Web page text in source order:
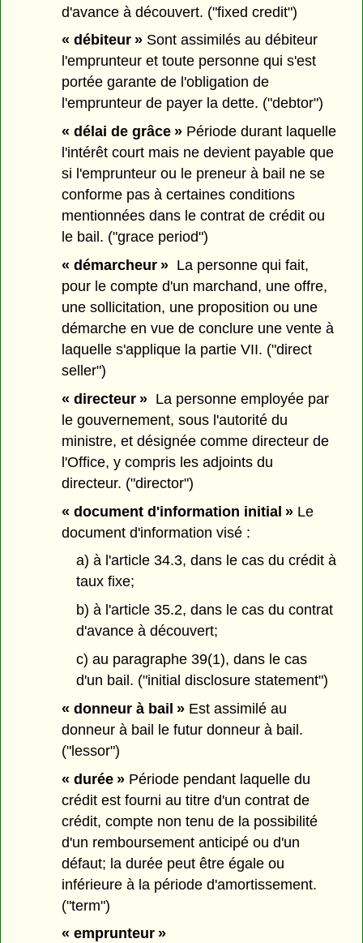
d'avance à découvert. ("fixed credit")
« débiteur » Sont assimilés au débiteur
l'emprunteur et toute personne qui s'est
portée garante de l'obligation de
l'emprunteur de payer la dette. ("debtor")
« délai de grâce » Période durant laquelle
l'intérêt court mais ne devient payable que
si l'emprunteur ou le preneur à bail ne se
conforme pas à certaines conditions
mentionnées dans le contrat de crédit ou
le bail. ("grace period")
« démarcheur » La personne qui fait,
pour le compte d'un marchand, une offre,
une sollicitation, une proposition ou une
démarche en vue de conclure une vente à
laquelle s'applique la partie VII. ("direct
seller")
« directeur » La personne employée par
le gouvernement, sous l'autorité du
ministre, et désignée comme directeur de
l'Office, y compris les adjoints du
directeur. ("director")
« document d'information initial » Le
document d'information visé :
a) à l'article 34.3, dans le cas du crédit à
taux fixe;
b) à l'article 35.2, dans le cas du contrat
d'avance à découvert;
c) au paragraphe 39(1), dans le cas
d'un bail. ("initial disclosure statement")
« donneur à bail » Est assimilé au
donneur à bail le futur donneur à bail.
("lessor")
« durée » Période pendant laquelle du
crédit est fourni au titre d'un contrat de
crédit, compte non tenu de la possibilité
d'un remboursement anticipé ou d'un
défaut; la durée peut être égale ou
inférieure à la période d'amortissement.
("term")
« emprunteur »